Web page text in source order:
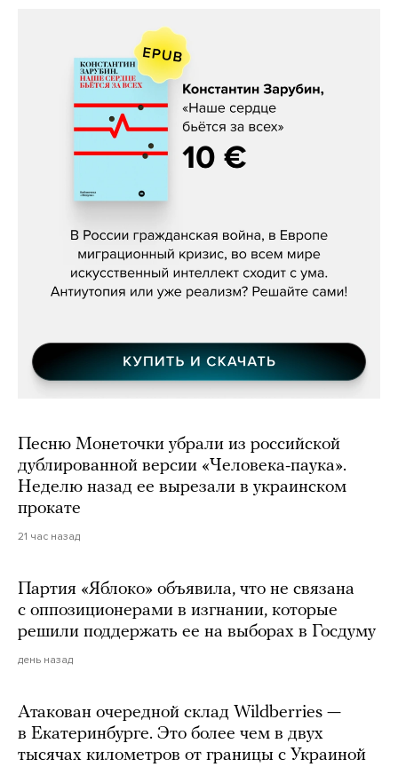
Константин Зарубин, «Наше сердце
Песню Монеточки убрали из российской
дублированной версии «Человека-паука».
Неделю назад ее вырезали в украинском
прокате
21 час назад
Партия «Яблоко» объявила, что не связана
с оппозиционерами в изгнании, которые
решили поддержать ее на выборах в Госдуму
день назад
Атакован очередной склад Wildberries —
в Екатеринбурге. Это более чем в двух
тысячах километров от границы с Украиной